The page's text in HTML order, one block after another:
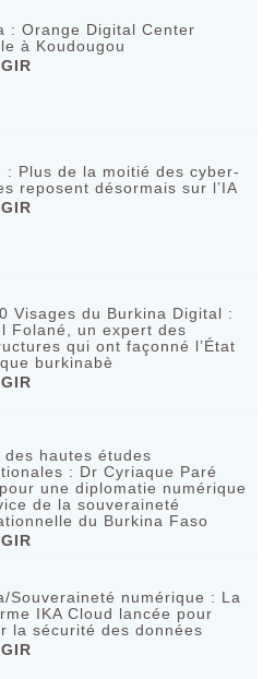
: Orange Digital Center
à Koudougou
: Plus de la moitié des cyber-
reposent désormais sur l’IA
Visages du Burkina Digital :
Folané, un expert des
qui ont façonné l’État
burkinabè
des hautes études
: Dr Cyriaque Paré
une diplomatie numérique
de la souveraineté
du Burkina Faso
Souveraineté numérique : La
IKA Cloud lancée pour
la sécurité des données